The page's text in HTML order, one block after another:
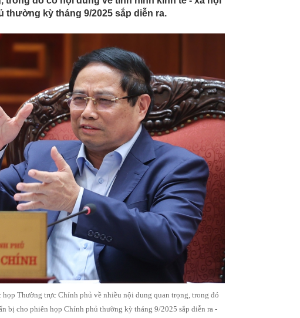
Khách thường chọn bó xanh mướt, người
bận chăm con 4 tuổi vẫn giữ nhà luôn gọn: Bí quyết
người phụ nữ "suýt ngất" trước cảnh tượng
không biết công dụng của những đường dệt trên
người thân đứng tên loạt xe sang
toàn bộ giao dịch thẻ tại ngân hàng sau sẽ tạm thời
chú ý!
Giang “có biến" sau thông tin quan trọng
hơn 498 triệu cổ phiếu thưởng
thường kỳ tháng 9/2025 sắp diễn ra.
Thường trực Chính phủ về nhiều nội dung quan trọng, trong đó
bị cho phiên họp Chính phủ thường kỳ tháng 9/2025 sắp diễn ra -